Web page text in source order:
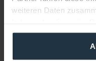
weiteren Daten
gesammelt haben.